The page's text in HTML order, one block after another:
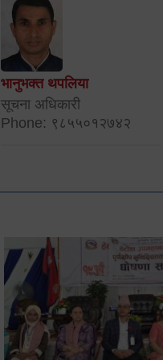
भानुभक्त थपलिया
सूचना अधिकारी
Phone: ९८५५०१२७४२